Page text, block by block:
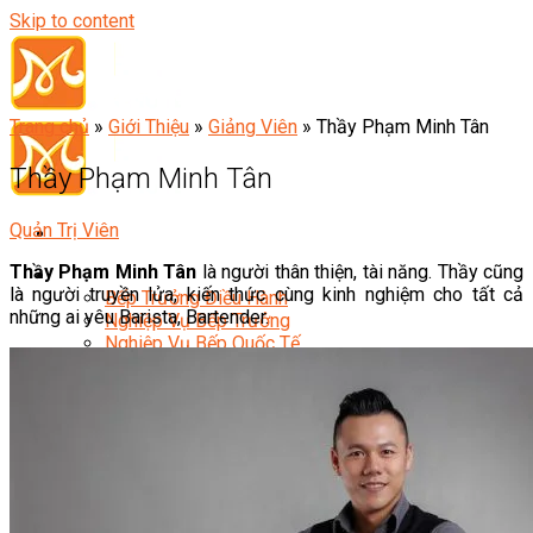
Skip to content
Đầu Bếp
Bếp Trưởng Điều Hành
Nghiệp Vụ Bếp Trưởng
Nghiệp Vụ Bếp Quốc Tế
Nghiệp Vụ Bếp Trưởng Bếp Âu
Nghiệp Vụ Bếp Trưởng Bếp Á
Nghiệp Vụ Bếp Trưởng Bếp Nhật
Nghiệp Vụ Bếp Trưởng Bếp Hoa
Trang chủ » Giới Thiệu » Giảng Viên » Thầy Phạm Minh Tân
Thầy Phạm Minh Tân
Quản Trị Viên
Thầy Phạm Minh Tân là người thân thiện, tài năng. Thầy cũng
là người truyền lửa, kiến thức cùng kinh nghiệm cho tất cả
những ai yêu Barista, Bartender.